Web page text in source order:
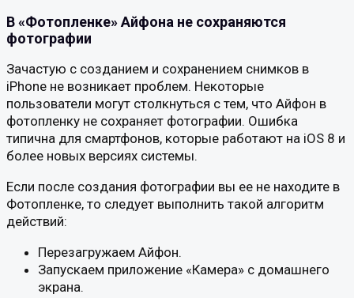
В «Фотопленке» Айфона не сохраняются
фотографии
Зачастую с созданием и сохранением снимков в
iPhone не возникает проблем. Некоторые
пользователи могут столкнуться с тем, что Айфон в
фотопленку не сохраняет фотографии. Ошибка
типична для смартфонов, которые работают на iOS 8 и
более новых версиях системы.
Если после создания фотографии вы ее не находите в
Фотопленке, то следует выполнить такой алгоритм
действий:
Перезагружаем Айфон.
Запускаем приложение «Камера» с домашнего
экрана.